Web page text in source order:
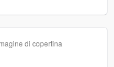
di copertina